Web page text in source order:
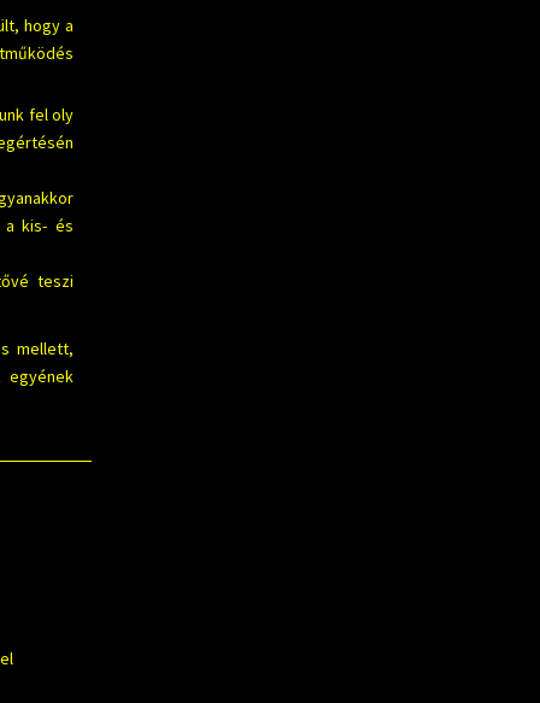
hogy a
fel oly
a kis- és
teszi
mellett,
egyének